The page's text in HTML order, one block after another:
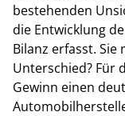
bestehenden
die Entwicklung
Bilanz erfasst.
Unterschied? Für
Gewinn einen